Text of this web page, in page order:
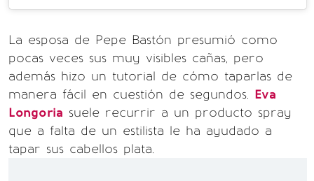
La esposa de Pepe Bastón presumió como
pocas veces sus muy visibles cañas, pero
además hizo un tutorial de cómo taparlas de
manera fácil en cuestión de segundos. Eva
Longoria suele recurrir a un producto spray
que a falta de un estilista le ha ayudado a
tapar sus cabellos plata.